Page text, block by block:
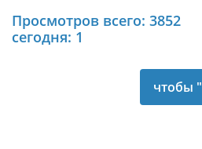
Просмотров всего: 3852
сегодня: 1
чтобы